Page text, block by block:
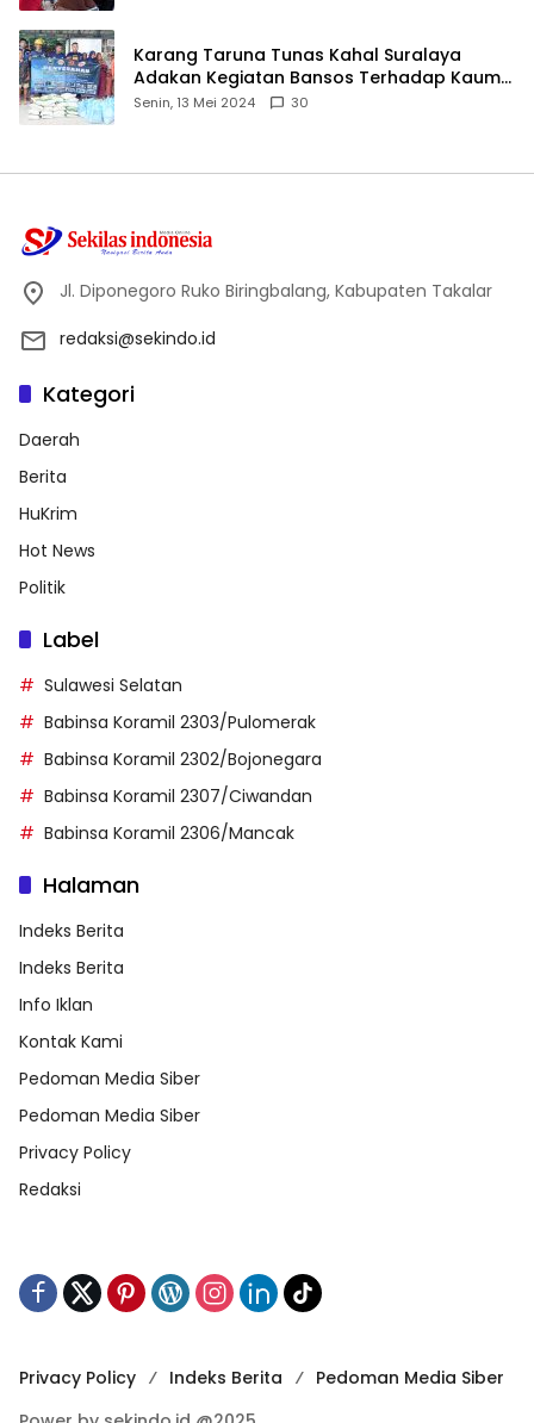
Karang Taruna Tunas Kahal Suralaya
Adakan Kegiatan Bansos Terhadap Kaum
Dhuafa dan Anak Yatim-Piatu
Senin, 13 Mei 2024 30
Jl. Diponegoro Ruko Biringbalang, Kabupaten Takalar
redaksi@sekindo.id
Kategori
Daerah
Berita
HuKrim
Hot News
Politik
Label
Sulawesi Selatan
Babinsa Koramil 2303/Pulomerak
Babinsa Koramil 2302/Bojonegara
Babinsa Koramil 2307/Ciwandan
Babinsa Koramil 2306/Mancak
Halaman
Indeks Berita
Indeks Berita
Info Iklan
Kontak Kami
Pedoman Media Siber
Pedoman Media Siber
Privacy Policy
Redaksi
Privacy Policy Indeks Berita
Pedoman Media Siber